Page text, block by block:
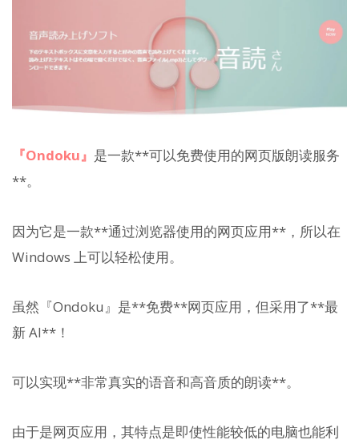
『Ondoku』 是一款**可以免费使用的网页版朗读服务
**。
因为它是一款**通过浏览器使用的网页应用**，所以在
Windows 上可以轻松使用。
虽然『Ondoku』是**免费**网页应用，但采用了**最
新 AI**！
可以实现**非常真实的语音和高音质的朗读**。
由于是网页应用，其特点是即使性能较低的电脑也能利